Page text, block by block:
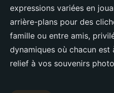
expressions variées en
arrière-plans pour des
famille ou entre amis,
dynamiques où chacun est
relief à vos souvenirs